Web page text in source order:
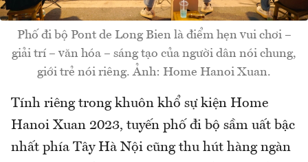
Phố đi bộ Pont de Long Bien là điểm hẹn vui chơi –
giải trí – văn hóa – sáng tạo của người dân nói chung,
giới trẻ nói riêng. Ảnh: Home Hanoi Xuan.
Tính riêng trong khuôn khổ sự kiện Home
Hanoi Xuan 2023, tuyến phố đi bộ sầm uất bậc
nhất phía Tây Hà Nội cũng thu hút hàng ngàn